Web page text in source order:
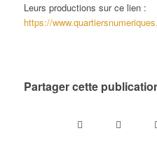
Leurs productions sur ce lien :
https://
Partager cette